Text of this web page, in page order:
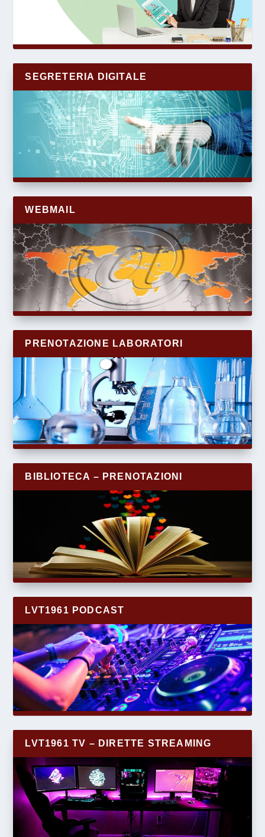
SEGRETERIA DIGITALE
WEBMAIL
PRENOTAZIONE LABORATORI
BIBLIOTECA – PRENOTAZIONI
LVT1961 PODCAST
LVT1961 TV – DIRETTE STREAMING